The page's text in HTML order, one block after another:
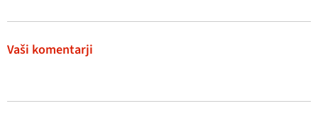
Vaši komentarji